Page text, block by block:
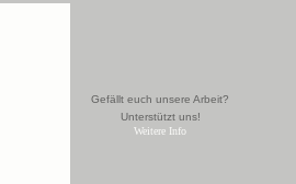
Gefällt euch unsere Arbeit?
Unterstützt uns!
Weitere Info